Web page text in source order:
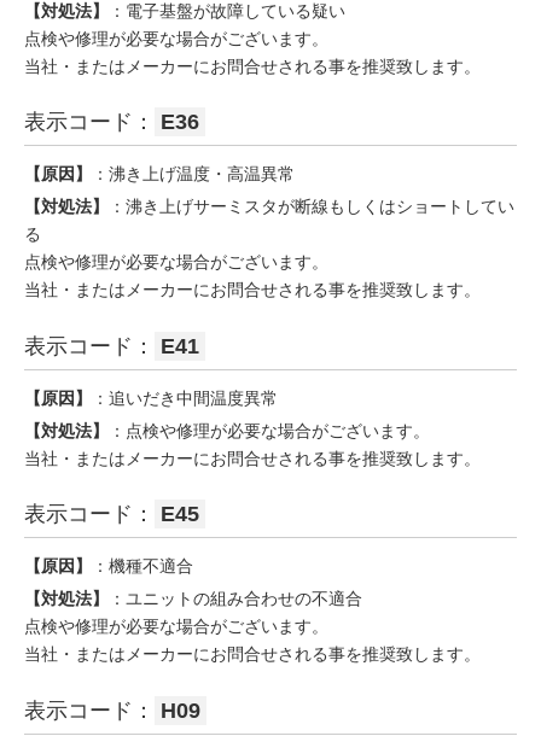
【対処法】
：電子基盤が故障している疑い
点検や修理が必要な場合がございます。
当社・またはメーカーにお問合せされる事を推奨致します。
表示コード： E36
【原因】
：沸き上げ温度・高温異常
【対処法】
：沸き上げサーミスタが断線もしくはショートしてい
る
点検や修理が必要な場合がございます。
当社・またはメーカーにお問合せされる事を推奨致します。
表示コード： E41
【原因】
：追いだき中間温度異常
【対処法】
：点検や修理が必要な場合がございます。
当社・またはメーカーにお問合せされる事を推奨致します。
表示コード： E45
【原因】
：機種不適合
【対処法】
：ユニットの組み合わせの不適合
点検や修理が必要な場合がございます。
当社・またはメーカーにお問合せされる事を推奨致します。
表示コード： H09